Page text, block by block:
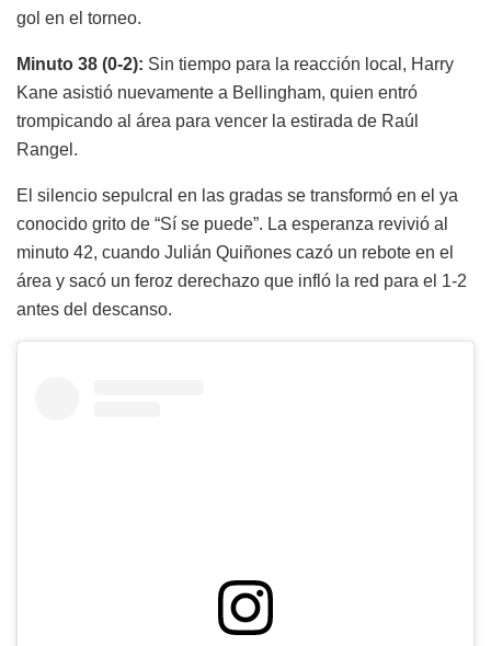
gol en el torneo.
Minuto 38 (0-2): Sin tiempo para la reacción local, Harry
Kane asistió nuevamente a Bellingham, quien entró
trompicando al área para vencer la estirada de Raúl
Rangel.
El silencio sepulcral en las gradas se transformó en el ya
conocido grito de “Sí se puede”. La esperanza revivió al
minuto 42, cuando Julián Quiñones cazó un rebote en el
área y sacó un feroz derechazo que infló la red para el 1-2
antes del descanso.